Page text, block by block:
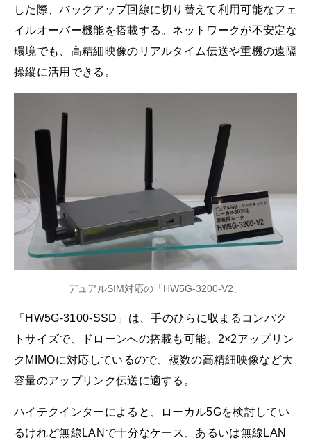
した際、バックアップ回線に切り替えて利用可能なフェ
イルオーバー機能を搭載する。ネットワークが不安定な
環境でも、高精細映像のリアルタイム伝送や重機の遠隔
操縦に活用できる。
デュアルSIM対応の「HW5G-3200-V2」
「HW5G-3100-SSD」は、手のひらに収まるコンパク
トサイズで、ドローンへの搭載も可能。2×2アップリン
クMIMOに対応しているので、複数の高精細映像など大
容量のアップリンク伝送に適する。
ハイテクインターによると、ローカル5Gを検討してい
るけれど無線LANで十分なケース、あるいは無線LAN